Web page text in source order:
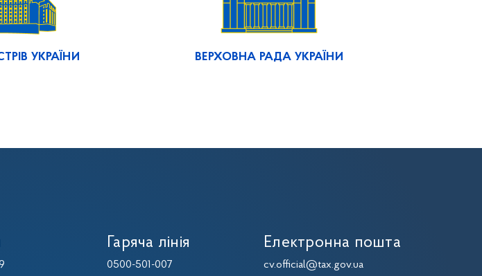
УКРАЇНИ ВЕРХОВНА РАДА УКРАЇНИ
Гаряча лінія
0500-501-007
Електронна пошта
cv.official@tax.gov.ua